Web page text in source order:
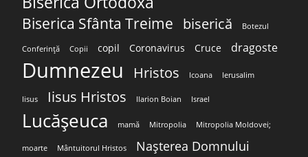
Biserica Sfânta Treime biserică Botezul
Conferință Copii copil Coronavirus Cruce dragoste
Dumnezeu Hristos Icoana Ierusalim
Iisus Iisus Hristos Ilarion Boian Israel
Lucășeuca mamă Mitropolia Mitropolia Moldovei;
moarte Mântuitorul Hristos Nașterea Domnului